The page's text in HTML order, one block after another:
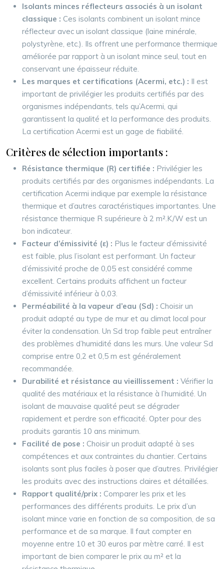
Isolants minces réflecteurs associés à un isolant
classique : Ces isolants combinent un isolant mince
réflecteur avec un isolant classique (laine minérale,
polystyrène, etc.). Ils offrent une performance thermique
améliorée par rapport à un isolant mince seul, tout en
conservant une épaisseur réduite.
Les marques et certifications (Acermi, etc.) : Il est
important de privilégier les produits certifiés par des
organismes indépendants, tels qu’Acermi, qui
garantissent la qualité et la performance des produits.
La certification Acermi est un gage de fiabilité.
Critères de sélection importants :
Résistance thermique (R) certifiée : Privilégier les
produits certifiés par des organismes indépendants. La
certification Acermi indique par exemple la résistance
thermique et d’autres caractéristiques importantes. Une
résistance thermique R supérieure à 2 m².K/W est un
bon indicateur.
Facteur d’émissivité (ε) : Plus le facteur d’émissivité
est faible, plus l’isolant est performant. Un facteur
d’émissivité proche de 0,05 est considéré comme
excellent. Certains produits affichent un facteur
d’émissivité inférieur à 0,03.
Perméabilité à la vapeur d’eau (Sd) : Choisir un
produit adapté au type de mur et au climat local pour
éviter la condensation. Un Sd trop faible peut entraîner
des problèmes d’humidité dans les murs. Une valeur Sd
comprise entre 0,2 et 0,5 m est généralement
recommandée.
Durabilité et résistance au vieillissement : Vérifier la
qualité des matériaux et la résistance à l’humidité. Un
isolant de mauvaise qualité peut se dégrader
rapidement et perdre son efficacité. Opter pour des
produits garantis 10 ans minimum.
Facilité de pose : Choisir un produit adapté à ses
compétences et aux contraintes du chantier. Certains
isolants sont plus faciles à poser que d’autres. Privilégier
les produits avec des instructions claires et détaillées.
Rapport qualité/prix : Comparer les prix et les
performances des différents produits. Le prix d’un
isolant mince varie en fonction de sa composition, de sa
performance et de sa marque. Il faut compter en
moyenne entre 10 et 30 euros par mètre carré. Il est
important de bien comparer le prix au m² et la